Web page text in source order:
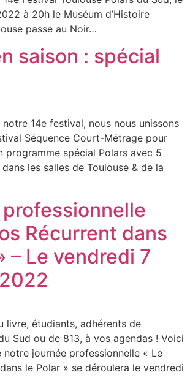
à 20h le Muséum d’Histoire
passe au Noir…
saison : spécial
14e festival, nous nous unissons
Séquence Court-Métrage pour
programme spécial Polars avec 5
les salles de Toulouse & de la
Récurrent dans
– Le vendredi 7
livre, étudiants, adhérents de
Sud ou de 813, à vos agendas ! Voici
notre journée professionnelle « Le
le Polar » se déroulera le vendredi